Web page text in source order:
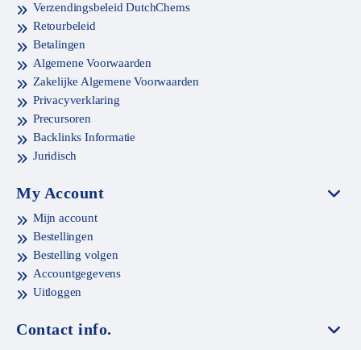
Verzendingsbeleid DutchChems
Retourbeleid
Betalingen
Algemene Voorwaarden
Zakelijke Algemene Voorwaarden
Privacyverklaring
Precursoren
Backlinks Informatie
Juridisch
My Account
Mijn account
Bestellingen
Bestelling volgen
Accountgegevens
Uitloggen
Contact info.